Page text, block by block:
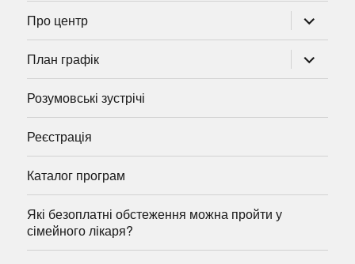
Про центр
підменю
План графік
підменю
Розумовські зустрічі
Реєстрація
Каталог програм
Які безоплатні обстеження можна пройти у
сімейного лікаря?